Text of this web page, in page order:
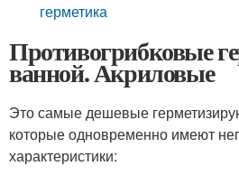
герметика
Противогрибковые
ванной. Акриловые
Это самые дешевые
которые одновременно имеют
характеристики: